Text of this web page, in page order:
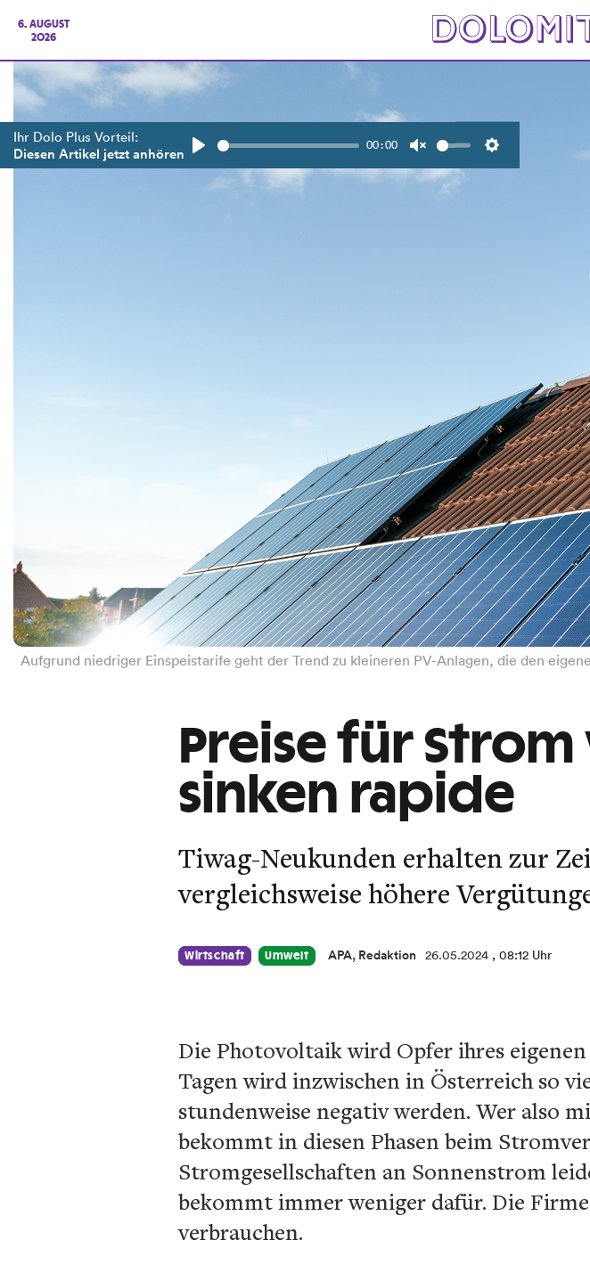
6. AUGUST
2026
Ihr Dolo Plus Vorteil:
Diesen Artikel jetzt anhören 00:00
Aufgrund niedriger Einspeistarife geht der Trend zu kleineren PV-Anlagen, die den
Preise für
sinken rapide
Tiwag-Neukunden erhalten zur
vergleichsweise höhere
Wirtschaft Umwelt APA, Redaktion 26.05.2024 , 08:12 Uhr
Die Photovoltaik wird Opfer ihres
Tagen wird inzwischen in Österreich so
stundenweise negativ werden. Wer also
bekommt in diesen Phasen beim
Stromgesellschaften an Sonnenstrom
bekommt immer weniger dafür. Die
verbrauchen.